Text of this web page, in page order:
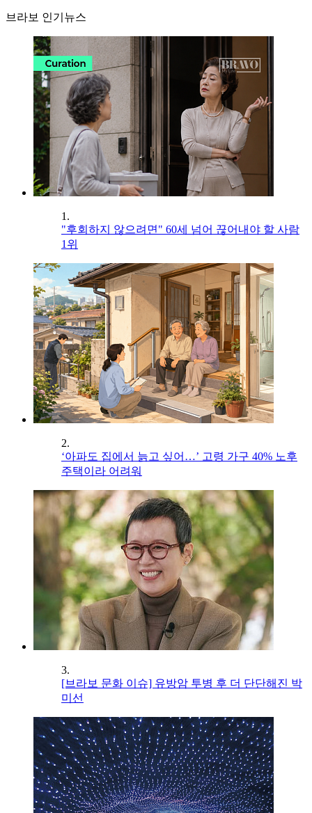
브라보 인기뉴스
1.
"후회하지 않으려면" 60세 넘어 끊어내야 할 사람
1위
2.
‘아파도 집에서 늙고 싶어…’ 고령 가구 40% 노후
주택이라 어려워
3.
[브라보 문화 이슈] 유방암 투병 후 더 단단해진 박
미선